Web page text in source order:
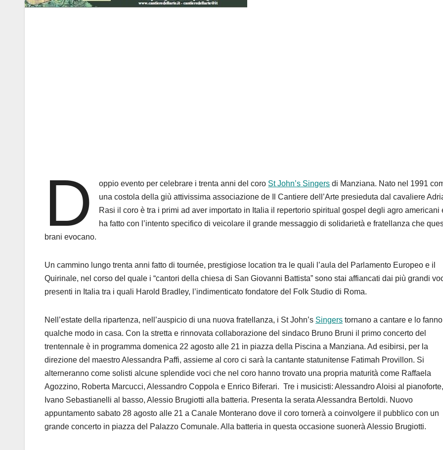
D oppio evento per celebrare i trenta anni del coro St John’s Singers di Manziana. Nato nel 1991
una costola della giù attivissima associazione de Il Cantiere dell’Arte presieduta dal cavaliere
Rasi il coro è tra i primi ad aver importato in Italia il repertorio spiritual gospel degli agro americani
ha fatto con l’intento specifico di veicolare il grande messaggio di solidarietà e fratellanza che
brani evocano.
Un cammino lungo trenta anni fatto di tournée, prestigiose location tra le quali l’aula del Parlamento Europeo e il
Quirinale, nel corso del quale i “cantori della chiesa di San Giovanni Battista” sono stai affiancati dai più grandi
presenti in Italia tra i quali Harold Bradley, l’indimenticato fondatore del Folk Studio di Roma.
Nell’estate della ripartenza, nell’auspicio di una nuova fratellanza, i St John’s Singers tornano a cantare e lo
qualche modo in casa. Con la stretta e rinnovata collaborazione del sindaco Bruno Bruni il primo concerto del
trentennale è in programma domenica 22 agosto alle 21 in piazza della Piscina a Manziana. Ad esibirsi, per la
direzione del maestro Alessandra Paffi, assieme al coro ci sarà la cantante statunitense Fatimah Provillon. Si
alterneranno come solisti alcune splendide voci che nel coro hanno trovato una propria maturità come Raffaela
Agozzino, Roberta Marcucci, Alessandro Coppola e Enrico Biferari. Tre i musicisti: Alessandro Aloisi al pianoforte,
Ivano Sebastianelli al basso, Alessio Brugiotti alla batteria. Presenta la serata Alessandra Bertoldi. Nuovo
appuntamento sabato 28 agosto alle 21 a Canale Monterano dove il coro tornerà a coinvolgere il pubblico con un
grande concerto in piazza del Palazzo Comunale. Alla batteria in questa occasione suonerà Alessio Brugiotti.